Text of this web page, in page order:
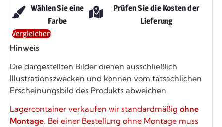
Wählen Sie eine
Farbe
Prüfen Sie die Kosten der
Lieferung
Vergleichen
Hinweis
Die dargestellten Bilder dienen ausschließlich
Illustrationszwecken und können vom tatsächlichen
Erscheinungsbild des Produkts abweichen.
Lagercontainer verkaufen wir standardmäßig ohne
Montage. Bei einer Bestellung ohne Montage muss